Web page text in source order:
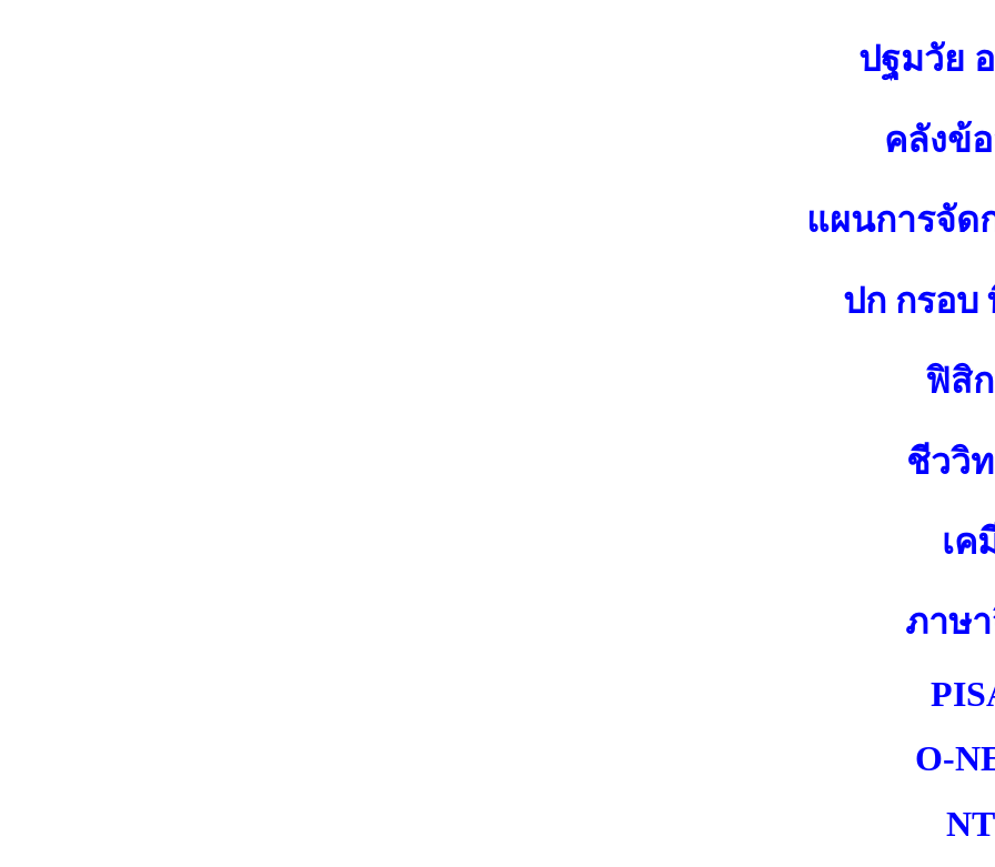
ปฐมวัย
คลังข้
แผนการจัด
ปก กรอบ
ฟิสิ
ชีววิ
เค
ภาษ
O-
NT